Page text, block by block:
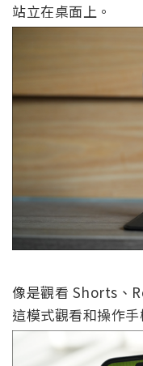
站立在桌面上。
像是觀看 Shorts、
這模式觀看和操作手